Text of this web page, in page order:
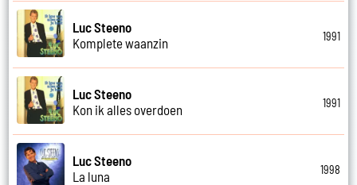
Luc Steeno
Komplete waanzin
1991
Luc Steeno
Kon ik alles overdoen
1991
Luc Steeno
La luna
1998